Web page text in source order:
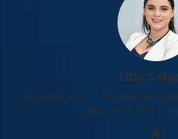
Liby
lsolano@crc.cr ││ Periodista de
Internacionales. ││